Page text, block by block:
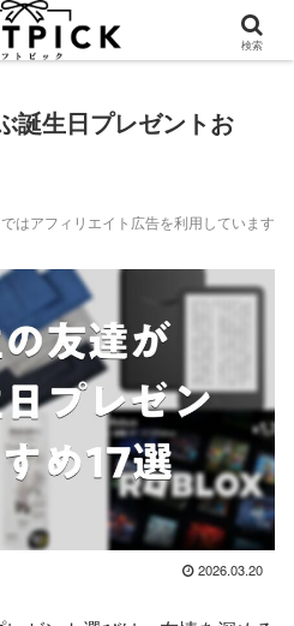
誕生日プレゼントお
はアフィリエイト広告を利用しています
2026.03.20
検索